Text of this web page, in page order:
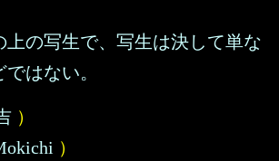
上の写生で、写生は決して単な
はない。
）
）